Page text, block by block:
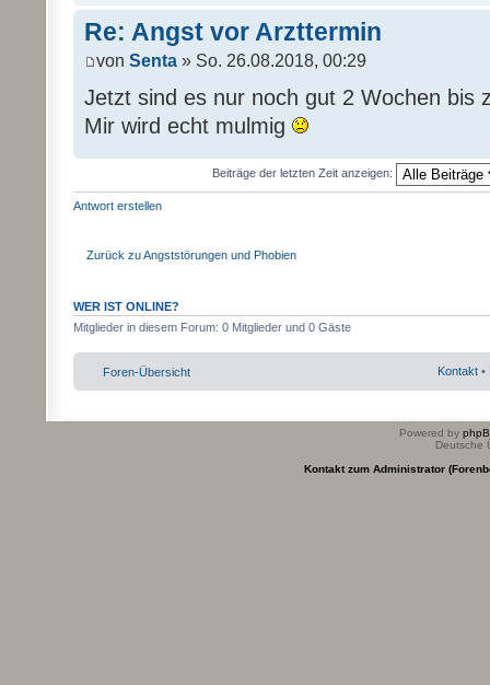
Re: Angst vor Arzttermin
von Senta » So. 26.08.2018, 00:29
Jetzt sind es nur noch gut 2 Wochen bis
Mir wird echt mulmig
Beiträge der letzten Zeit anzeigen:
Antwort erstellen
Zurück zu Angststörungen und Phobien
WER IST ONLINE?
Mitglieder in diesem Forum: 0 Mitglieder und 0 Gäste
Foren-Übersicht Kontakt •
Powered by
Deutsche
Kontakt zum Administrator